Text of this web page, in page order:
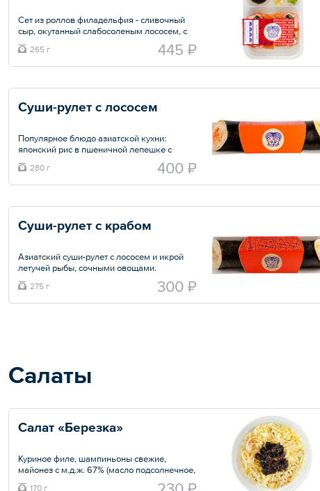
Сет из роллов филадельфия - сливочный
сыр, окутанный слабосоленым лососем, с
Калифорния - хрустящий огурец, крабовый
микс и икра масаго
Общий вес – 265 г
265 г 445 ₽
Суши-рулет с лососем
Популярное блюдо азиатской кухни:
японский рис в пшеничной лепешке с
томатов, огурцов и маринованной редьки с
соусом спайси. Удобно взять в дорогу
Общий вес – 280 г
280 г 400 ₽
Суши-рулет с крабом
Азиатский суши-рулет с лососем и икрой
летучей рыбы, сочными овощами.
Удобно брать в дорогу
275 г 300 ₽
Салаты
Салат «Березка»
Куриное филе, шампиньоны свежие,
майонез с м.д.ж. 67% (масло подсолнечное,
вода, сахар, яичный желток, соль, уксус,
170 г